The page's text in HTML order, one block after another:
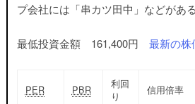
プ会社には「串カツ田中」などがある
最低投資金額 161,400円最新の株
PER PBR
利回
り
信用倍率